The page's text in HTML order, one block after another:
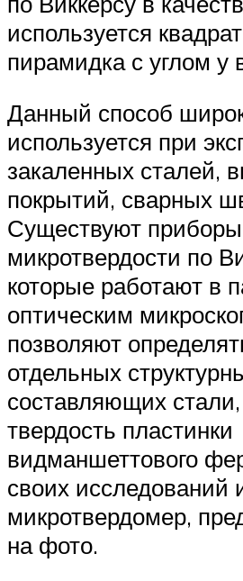
используется
пирамидка с углом у
Данный способ
используется при
закаленных сталей,
покрытий, сварных
Существуют приборы
микротвердости по
которые работают в
оптическим
позволяют
отдельных
составляющих
твердость пластинки
видманшеттового
своих исследований
микротвердомер,
на фото.